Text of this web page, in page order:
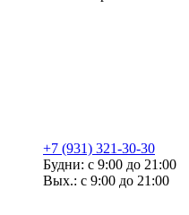
+7 (931) 321-30-30
Будни: с 9:00 до 21:00
Вых.: с 9:00 до 21:00